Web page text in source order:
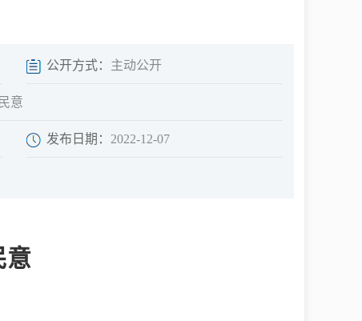
网上调查
公开方式： 主动公开
意
发布日期： 2022-12-07
意